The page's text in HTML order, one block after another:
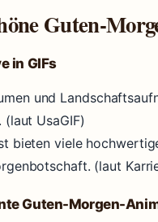
Guten-
in GIFs
und
UsaGIF)
bieten viele
(laut
Guten-Morgen-